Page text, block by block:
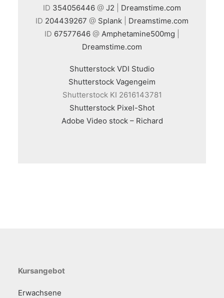
ID 354056446 @ J2
Dreamstime.com
ID 204439267 @ Splank
Dreamstime.com
ID 67577646 @ Amphetamine500mg
Dreamstime.com
Shutterstock VDI Studio
Shutterstock Vagengeim
Shutterstock KI 2616143781
Shutterstock Pixel-Shot
Adobe Video stock – Richard
Kursangebot
Erwachsene